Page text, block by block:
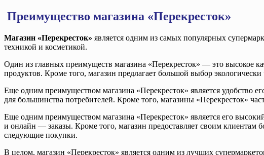
Преимущество магазина «Перекресток»
Магазин «Перекресток» является одним из самых популярных
техникой и косметикой.
Один из главных преимуществ магазина «Перекресток» — это высокое
продуктов. Кроме того, магазин предлагает большой выбор
Еще одним преимуществом магазина «Перекресток» является удобство
для большинства потребителей. Кроме того, магазины «Перекресток»
Еще одним преимуществом магазина «Перекресток» является его
и онлайн — заказы. Кроме того, магазин предоставляет своим клиентам
следующие покупки.
В целом, магазин «Перекресток» является одним из лучших